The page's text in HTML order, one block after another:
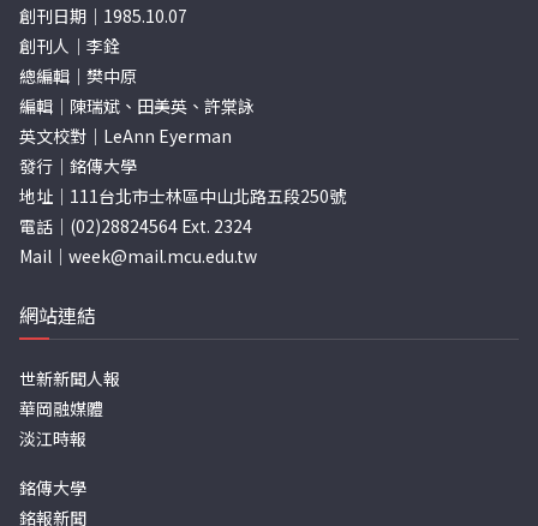
創刊日期｜1985.10.07
創刊人｜李銓
總編輯｜樊中原
編輯｜陳瑞斌、田美英、許棠詠
英文校對｜LeAnn Eyerman
發行｜銘傳大學
地址｜111台北市士林區中山北路五段250號
電話｜(02)28824564 Ext. 2324
Mail｜ week@mail.mcu.edu.tw
網站連結
世新新聞人報
華岡融媒體
淡江時報
銘傳大學
銘報新聞